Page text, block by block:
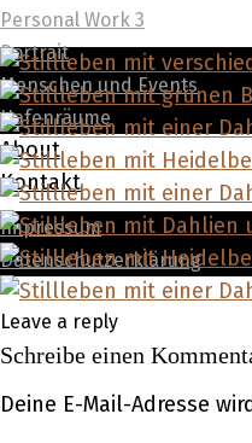
Personal Work 3
Portrait
Menschen und Events
Hafenräume
About
Kontakt
Impressum
Datenschutzerklärung
Leave a reply
Schreibe einen
Deine E-Mail-Adresse